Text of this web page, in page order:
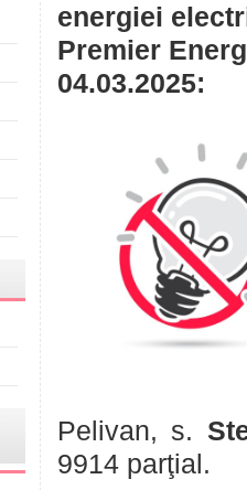
energiei
Premier
04.03.2025:
Pelivan, s.
9914 parţial.